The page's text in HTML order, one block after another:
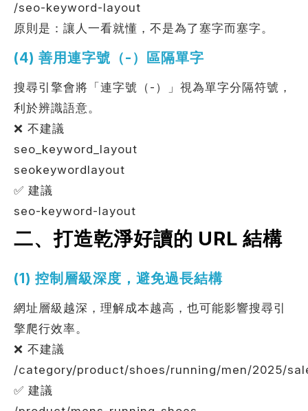
/seo-keyword-layout
原則是：讓人一看就懂，不是為了塞字而塞字。
(4) 善用連字號（-）區隔單字
搜尋引擎會將「連字號（-）」視為單字分隔符號，
利於辨識語意。
❌ 不建議
seo_keyword_layout
seokeywordlayout
✅ 建議
seo-keyword-layout
二、打造乾淨好讀的 URL 結構
(1) 控制層級深度，避免過長結構
網址層級越深，理解成本越高，也可能影響搜尋引
擎爬行效率。
❌ 不建議
/category/product/shoes/running/men/2025/
✅ 建議